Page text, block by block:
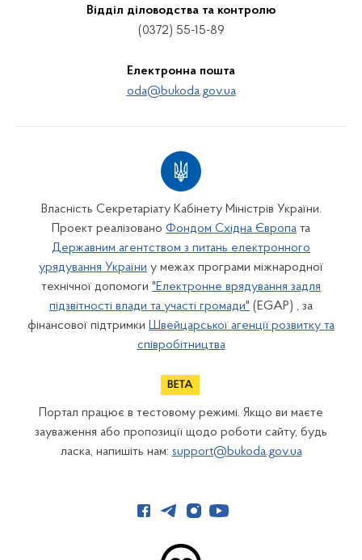
Відділ діловодства та контролю
(0372) 55-15-89
Електронна пошта
oda@bukoda.gov.ua
Власність Секретаріату Кабінету Міністрів України.
Проект реалізовано Фондом Східна Європа та
Державним агентством з питань електронного
урядування України у межах програми міжнародної
технічної допомоги "Електронне врядування задля
підзвітності влади та участі громади" (EGAP) , за
фінансової підтримки Швейцарської агенції розвитку та
співробітництва
Портал працює в тестовому режимі. Якщо ви маєте
зауваження або пропозиції щодо роботи сайту, будь
ласка, напишіть нам: support@bukoda.gov.ua